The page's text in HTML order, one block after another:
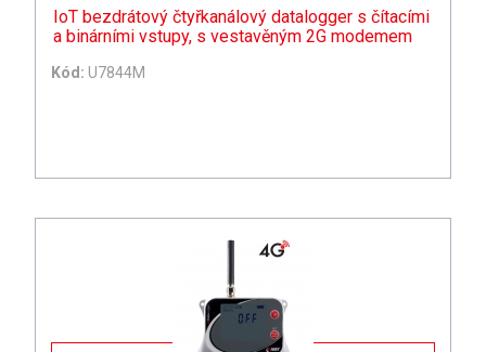
IoT bezdrátový čtyřkanálový datalogger s čítacími
a binárními vstupy, s vestavěným 2G modemem
Kód: U7844M